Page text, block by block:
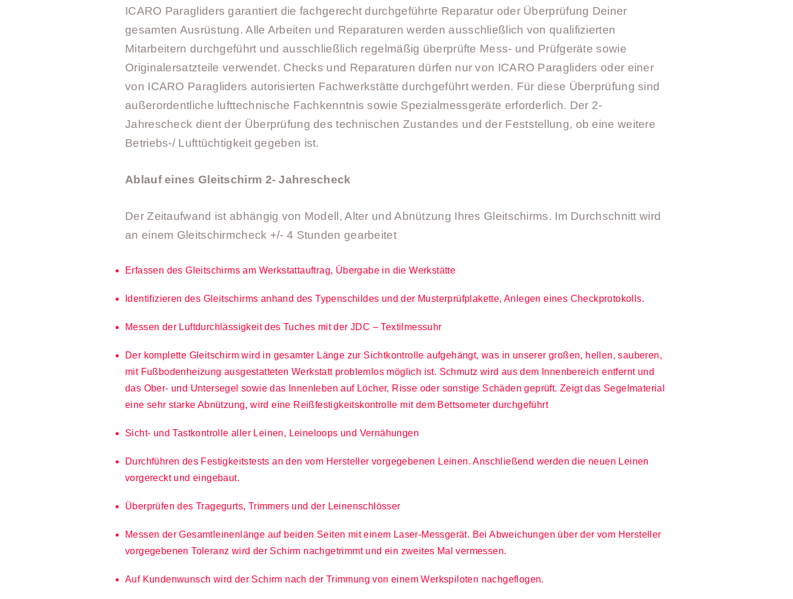
Aquila
ICARO Paragliders garantiert die fachgerecht durchgeführte Reparatur oder Überprüfung Deiner
gesamten Ausrüstung. Alle Arbeiten und Reparaturen werden ausschließlich von qualifizierten
Mitarbeitern durchgeführt und ausschließlich regelmäßig überprüfte Mess- und Prüfgeräte sowie
Originalersatzteile verwendet. Checks und Reparaturen dürfen nur von ICARO Paragliders oder einer
von ICARO Paragliders autorisierten Fachwerkstätte durchgeführt werden. Für diese Überprüfung sind
außerordentliche lufttechnische Fachkenntnis sowie Spezialmessgeräte erforderlich. Der 2-
Jahrescheck dient der Überprüfung des technischen Zustandes und der Feststellung, ob eine weitere
Betriebs-/ Lufttüchtigkeit gegeben ist.
Ablauf eines Gleitschirm 2- Jahrescheck
Der Zeitaufwand ist abhängig von Modell, Alter und Abnützung Ihres Gleitschirms. Im Durchschnitt wird
an einem Gleitschirmcheck +/- 4 Stunden gearbeitet
Erfassen des Gleitschirms am Werkstattauftrag, Übergabe in die Werkstätte
Identifizieren des Gleitschirms anhand des Typenschildes und der Musterprüfplakette, Anlegen eines Checkprotokolls.
Messen der Luftdurchlässigkeit des Tuches mit der JDC – Textilmessuhr
Der komplette Gleitschirm wird in gesamter Länge zur Sichtkontrolle aufgehängt, was in unserer großen, hellen, sauberen,
mit Fußbodenheizung ausgestatteten Werkstatt problemlos möglich ist. Schmutz wird aus dem Innenbereich entfernt und
das Ober- und Untersegel sowie das Innenleben auf Löcher, Risse oder sonstige Schäden geprüft. Zeigt das Segelmaterial
eine sehr starke Abnützung, wird eine Reißfestigkeitskontrolle mit dem Bettsometer durchgeführt
Sicht- und Tastkontrolle aller Leinen, Leineloops und Vernähungen
Durchführen des Festigkeitstests an den vom Hersteller vorgegebenen Leinen. Anschließend werden die neuen Leinen
vorgereckt und eingebaut.
Überprüfen des Tragegurts, Trimmers und der Leinenschlösser
Messen der Gesamtleinenlänge auf beiden Seiten mit einem Laser-Messgerät. Bei Abweichungen über der vom Hersteller
vorgegebenen Toleranz wird der Schirm nachgetrimmt und ein zweites Mal vermessen.
Auf Kundenwunsch wird der Schirm nach der Trimmung von einem Werkspiloten nachgeflogen.